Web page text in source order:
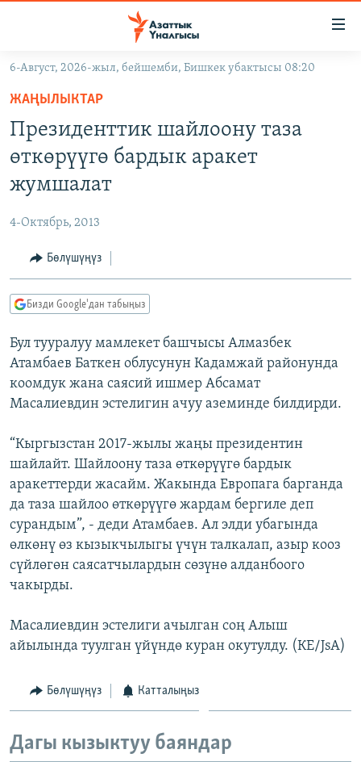
Навигацияга
өтүңүз
Издөөгө
салыңызКЫРГЫЗСТАН
МАДАНИЯТ
ДҮЙНӨ
УКРАИНА
ТВ ПРОГРАММАЛАР
БҮГҮН АЗАТТЫКТА
ДАНИСТЕ
АЗАТТЫК+
ПОДКАСТ
ЭЕ/АРнун бардык сайттары
6-Август, 2026-жыл, бейшемби, Бишкек убактысы 08:20
ЖАҢЫЛЫКТАР
Президенттик шайлоону таза
өткөрүүгө бардык аракет
жумшалат
4-Октябрь, 2013
Бөлүшүңүз
Бизди Google'дан табыңыз
Бул тууралуу мамлекет башчысы Алмазбек
Атамбаев Баткен облусунун Кадамжай районунда
коомдук жана саясий ишмер Абсамат
Масалиевдин эстелигин ачуу аземинде билдирди.
“Кыргызстан 2017-жылы жаңы президентин
шайлайт. Шайлоону таза өткөрүүгө бардык
аракеттерди жасайм. Жакында Европага барганда
да таза шайлоо өткөрүүгө жардам бергиле деп
сурандым”, - деди Атамбаев. Ал элди убагында
өлкөнү өз кызыкчылыгы үчүн талкалап, азыр кооз
сүйлөгөн саясатчылардын сөзүнө алданбоого
чакырды.
Масалиевдин эстелиги ачылган соң Алыш
айылында туулган үйүндө куран окутулду. (КЕ/JsA)
Бөлүшүңүз Катталыңыз
Дагы кызыктуу баяндар